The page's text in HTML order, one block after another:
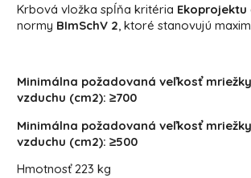
Krbová vložka spĺňa kritéria Ekoprojektu
normy BImSchV 2, ktoré stanovujú
Minimálna požadovaná veľkosť
vzduchu (cm2): ≥700
Minimálna požadovaná veľkosť
vzduchu (cm2): ≥500
Hmotnosť223 kg